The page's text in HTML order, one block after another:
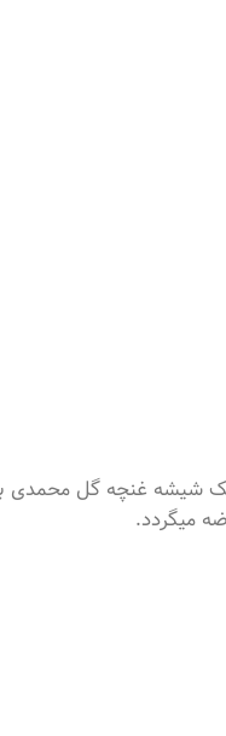
میگردد.